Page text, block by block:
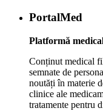
PortalMed
Platformă
Conținut medical
semnate de
noutăți în materie
clinice ale
tratamente pentru